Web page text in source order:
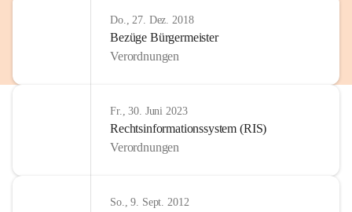
Do., 27. Dez. 2018
Bezüge Bürgermeister
Verordnungen
Fr., 30. Juni 2023
Rechtsinformationssystem (RIS)
Verordnungen
So., 9. Sept. 2012